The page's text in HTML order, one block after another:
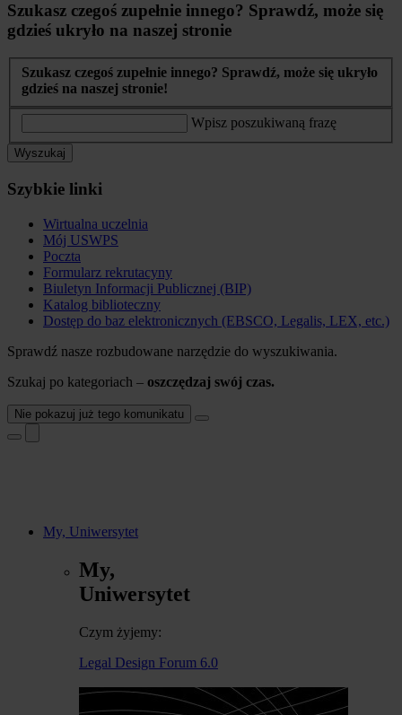
Szukasz czegoś zupełnie innego? Sprawdź, może się
gdzieś ukryło na naszej stronie
Szukasz czegoś zupełnie innego? Sprawdź, może się ukryło
gdzieś na naszej stronie!
Wpisz poszukiwaną frazę
Wyszukaj
Szybkie linki
Wirtualna uczelnia
Mój USWPS
Poczta
Formularz rekrutacyny
Biuletyn Informacji Publicznej (BIP)
Katalog biblioteczny
Dostęp do baz elektronicznych (EBSCO, Legalis, LEX, etc.)
Sprawdź nasze rozbudowane narzędzie do wyszukiwania.
Szukaj po kategoriach – oszczędzaj swój czas.
Nie pokazuj już tego komunikatu
My, Uniwersytet
My,
Uniwersytet
Czym żyjemy:
Legal Design Forum 6.0